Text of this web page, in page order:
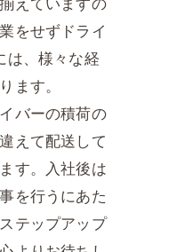
えていますの
をせずドライ
は、様々な経
ます。
バーの積荷の
えて配送して
す。入社後は
を行うにあた
テップアップ